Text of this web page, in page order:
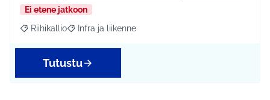
Ei etene jatkoon
Rajaa tulokset aihepiirin mukaan: Riihikallio
Riihikallio Rajaa tulokset teeman mukaan: Infra ja liikenne
Infra ja liikenne
Tutustu